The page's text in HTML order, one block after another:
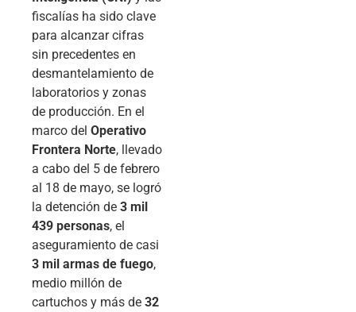
fiscalías ha sido clave
para alcanzar cifras
sin precedentes en
desmantelamiento de
laboratorios y zonas
de producción. En el
marco del Operativo
Frontera Norte, llevado
a cabo del 5 de febrero
al 18 de mayo, se logró
la detención de 3 mil
439 personas, el
aseguramiento de casi
3 mil armas de fuego,
medio millón de
cartuchos y más de 32